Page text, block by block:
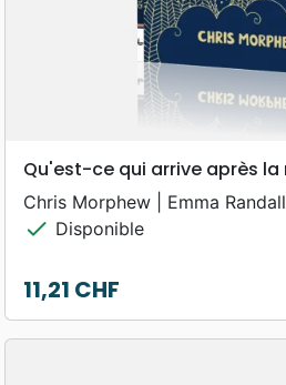
Qu'est-ce qui arrive après la
Chris Morphew | Emma Randall
check Disponible
Prix
11,21 CHF